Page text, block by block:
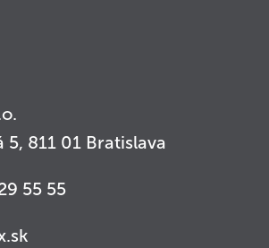
5, 811 01 Bratislava
55 55